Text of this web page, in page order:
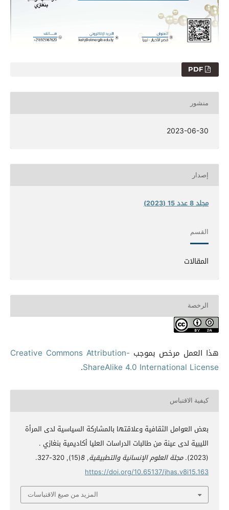
PDF
منشور
2023-06-30
إصدار
مجلد 8 عدد 15 (2023)
القسم
المقالات
الرخصة
هذا العمل مرخص بموجب Creative Commons Attribution-
ShareAlike 4.0 International License
.
كيفية الاقتباس
بعض العوامل الثقافية وعلاقتها بالمشاركة السياسية لدى المرأة
الليبية لدى عينة من طالبات الدراسات العليا أكاديمية بنغازي .
(2023).
مجلة العلوم الإنسانية والتطبيقية,
8
(15), 320-327.
https://doi.org/10.65137/jhas.v8i15.163
المزيد من صيغ الاقتباسات